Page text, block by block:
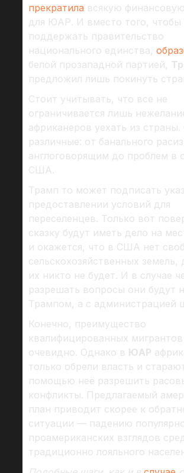
прекратила всякую
для ЮАР. И вместо того, чтобы
поддержать правительство
национального единства,
белой прозападной партией,
предложил лишь покинуть
Стоит учитывать, что все не
ограничивается лишь
африканеров уехать из
различные: от банального
англоговорящим до проблем в
США.
Трамп то может подписать
предоставлении условий для
переселенцев. Только вот
сказку будут иметь дело на
и окажется, что в США нет
сельскохозяйственных земель,
их никто не будет. И в случае
разрешать вопросы они будут
Трампом, а с администрацией
Конечно, преимущество
квалифицированных мигрантов
очевидно. Однако в ЮАР
только обрели власть и
помощью неё разрешить
конфликты. Предлагаемый
план приводит скорее к
ситуации — падению
проамериканских взглядов
традиционно лояльного